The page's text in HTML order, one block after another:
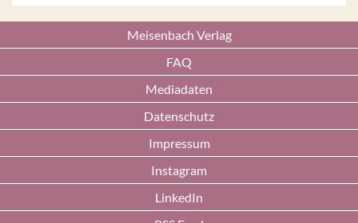
Meisenbach Verlag
FAQ
Mediadaten
Datenschutz
Impressum
Instagram
LinkedIn